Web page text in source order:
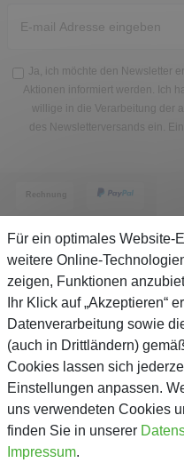
Ja, ich möchte den Newsletter
Aktionen informiert werden. Ich
willige in die Verarbeitung der
des Newsletterversands ein.
Kontaktformular
AGB
Für ein optimales Website-
weitere Online-
zeigen, Funktionen
Ihr Klick auf „Akzeptieren“
Datenverarbeitung sowie
(auch in Drittländern)
Cookies lassen sich
Einstellungen anpassen.
uns verwendeten Cookies
finden Sie in unserer
Impressum.